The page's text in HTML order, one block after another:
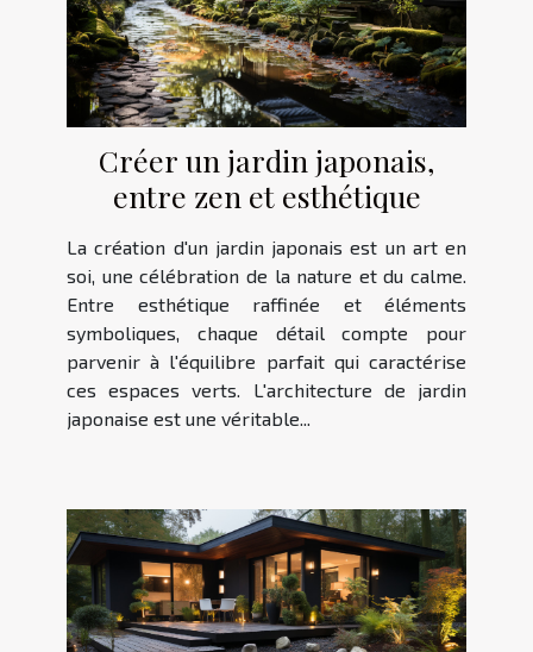
Créer un jardin japonais,
entre zen et esthétique
La création d'un jardin japonais est un art en
soi, une célébration de la nature et du calme.
Entre esthétique raffinée et éléments
symboliques, chaque détail compte pour
parvenir à l'équilibre parfait qui caractérise
ces espaces verts. L'architecture de jardin
japonaise est une véritable...